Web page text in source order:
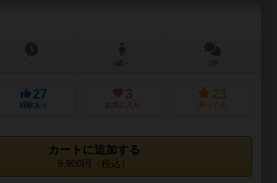
27
経験あり
3
お気に入り
23
持ってる
カートに追加する
9,900円（税込）